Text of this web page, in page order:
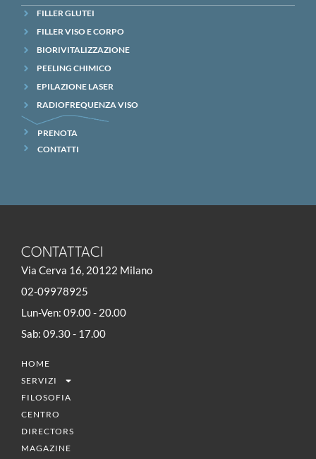
FILLER GLUTEI
FILLER VISO E CORPO
BIORIVITALIZZAZIONE
PEELING CHIMICO
EPILAZIONE LASER
RADIOFREQUENZA VISO
PRENOTA
CONTATTI
CONTATTACI
Via Cerva 16, 20122 Milano
02-09978925
Lun-Ven: 09.00 - 20.00
Sab: 09.30 - 17.00
HOME
SERVIZI
FILOSOFIA
CENTRO
DIRECTORS
MAGAZINE